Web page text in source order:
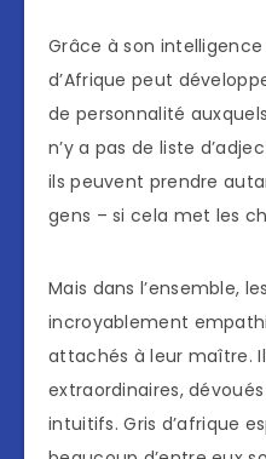
Grâce à son
d’Afrique peut
de personnalité
n’y a pas de liste
ils peuvent prendre
gens – si cela met les
Mais dans l’ensemble,
incroyablement
attachés à leur maître.
extraordinaires,
intuitifs. Gris d’afrique